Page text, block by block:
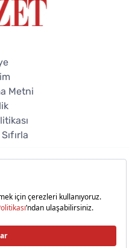
Metni
hakları saklıdır.